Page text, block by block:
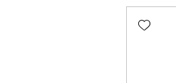
Add wishlist